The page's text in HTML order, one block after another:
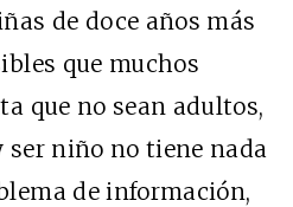
de doce años más
que muchos
que no sean adultos,
ser niño no tiene nada
de información,